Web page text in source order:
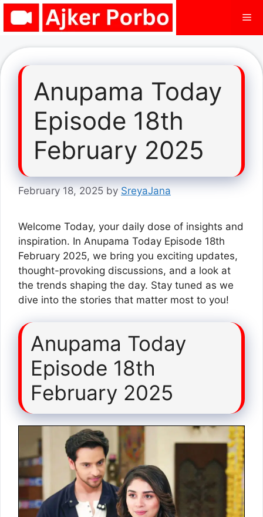
Skip
Anupama Today
Episode 18th
February 2025
February 18, 2025 by SreyaJana
Welcome Today, your daily dose of insights and
inspiration. In Anupama Today Episode 18th
February 2025, we bring you exciting updates,
thought-provoking discussions, and a look at
the trends shaping the day. Stay tuned as we
dive into the stories that matter most to you!
Anupama Today
Episode 18th
February 2025